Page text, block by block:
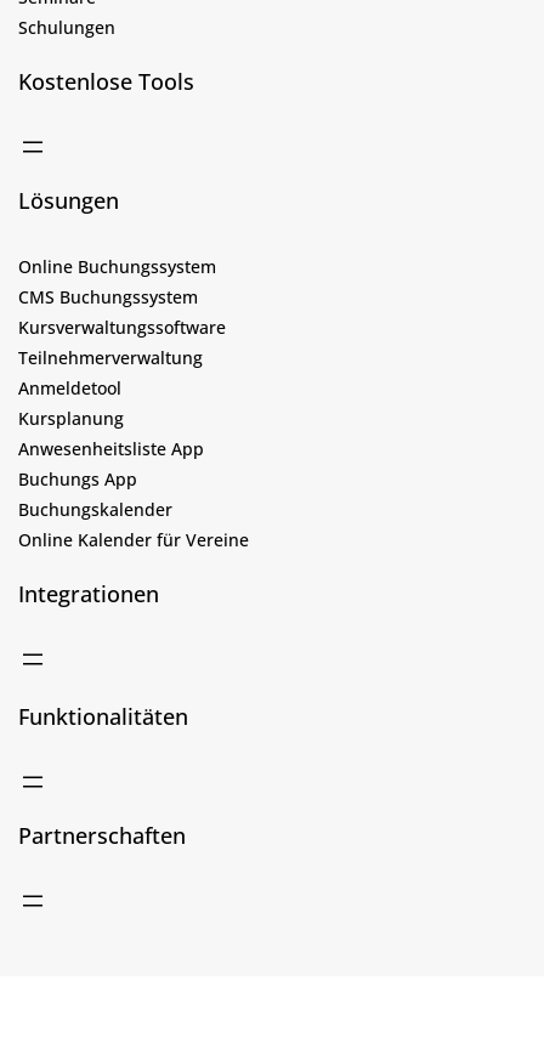
Schulungen
Kostenlose Tools
Lösungen
Online Buchungssystem
CMS Buchungssystem
Kursverwaltungssoftware
Teilnehmerverwaltung
Anmeldetool
Kursplanung
Anwesenheitsliste App
Buchungs App
Buchungskalender
Online Kalender für Vereine
Integrationen
Funktionalitäten
Partnerschaften